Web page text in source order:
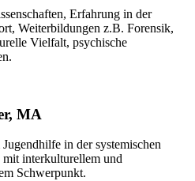
Erfahrung in der
Weiterbildungen z.B. Forensik,
Vielfalt, psychische
MA
in der systemischen
interkulturellem und
Schwerpunkt.